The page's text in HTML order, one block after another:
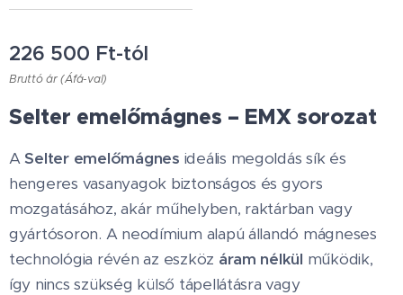
226 500 Ft-tól
Bruttó ár (Áfá-val)
Selter emelőmágnes – EMX sorozat
ASelter emelőmágnes ideális megoldás sík és
hengeres vasanyagok biztonságos és gyors
mozgatásához, akár műhelyben, raktárban vagy
gyártósoron. A neodímium alapú állandó mágneses
technológia révén az eszköz áram nélkül működik,
így nincs szükség külső tápellátásra vagy